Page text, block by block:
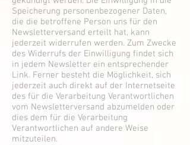
Speicherung personenbezogener Daten,
die die betroffene Person uns für den
Newsletterversand erteilt hat, kann
jederzeit widerrufen werden. Zum Zwecke
des Widerrufs der Einwilligung findet sich
in jedem Newsletter ein entsprechender
Link. Ferner besteht die Möglichkeit, sich
jederzeit auch direkt auf der Internetseite
des für die Verarbeitung Verantwortlichen
vom Newsletterversand abzumelden oder
dies dem für die Verarbeitung
Verantwortlichen auf andere Weise
mitzuteilen.